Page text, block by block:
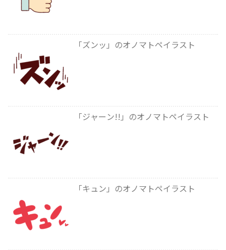
「ズンッ」のオノマトペイラスト
「ジャーン!!」のオノマトペイラスト
「キュン」のオノマトペイラスト